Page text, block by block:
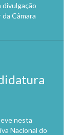
Câmara
nesta
Nacional do